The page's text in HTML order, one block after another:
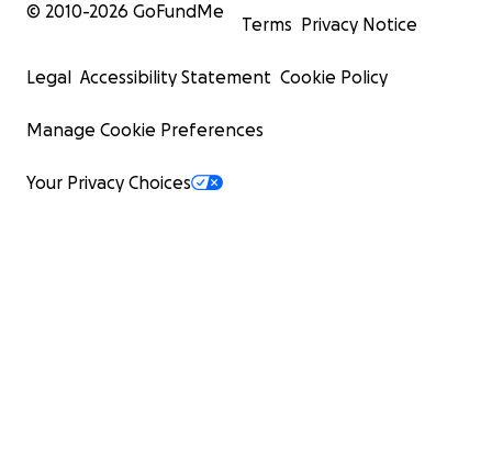
© 2010-2026 GoFundMe
Terms Privacy Notice
Legal Accessibility Statement Cookie Policy
Manage Cookie Preferences
Your Privacy Choices